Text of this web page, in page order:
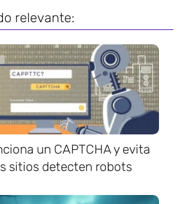
relevante:
un CAPTCHA y evita
sitios detecten robots